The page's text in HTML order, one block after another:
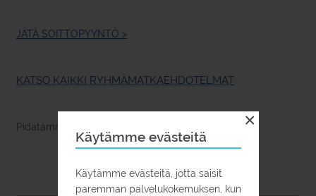
Käytämme evästeitä
Käytämme evästeitä, jotta saisit
paremman palvelukokemuksen, kun
×
JÄTÄ SOITTOPYYNTÖ >
KATSO KAIKKI RYHMÄMATKAEHDOTELMAT
Pidätämme oikeudet muutoksiin.